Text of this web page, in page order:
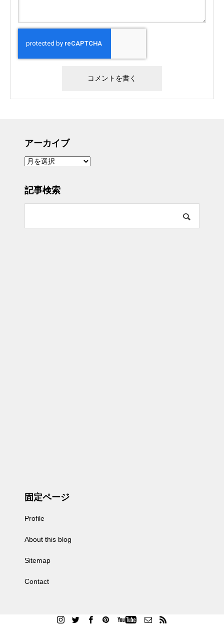
アーカイブ
ア
ー
ブ
記事検索
固定ページ
Profile
About this blog
Sitemap
Contact